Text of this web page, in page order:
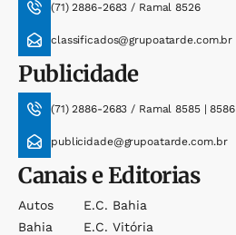
(71) 2886-2683 / Ramal 8526
classificados@grupoatarde.com.br
Publicidade
(71) 2886-2683 / Ramal 8585 | 8586
publicidade@grupoatarde.com.br
Canais e Editorias
Autos
Bahia
E.c. Bahia
E.c. Vitória